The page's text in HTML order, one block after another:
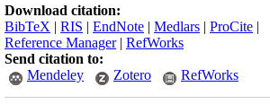
Download citation:
BibTeX | RIS | EndNote | Medlars | ProCite |
Reference Manager| RefWorks
Send citation to:
Mendeley
Zotero RefWorks